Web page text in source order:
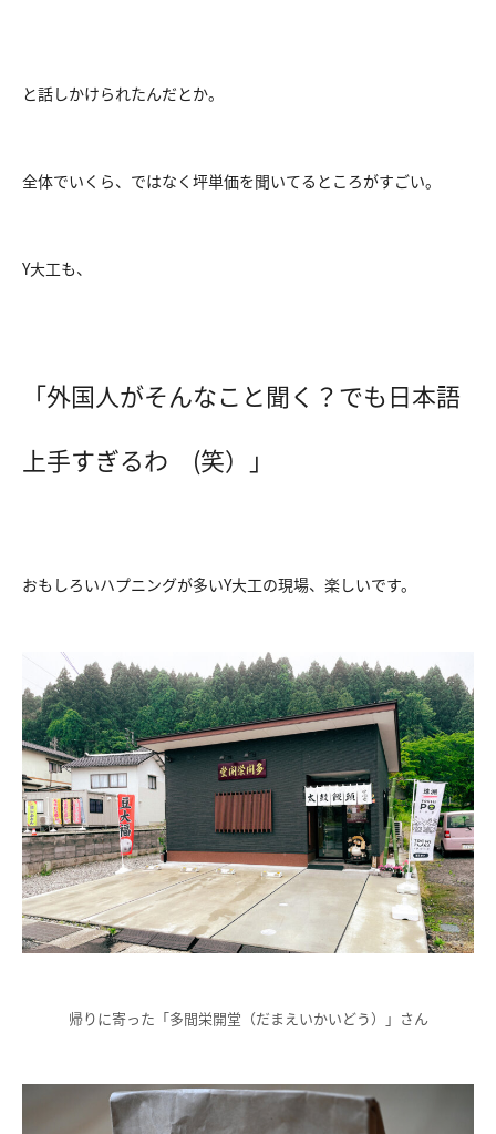
と話しかけられたんだとか。
全体でいくら、ではなく坪単価を聞いてるところがすごい。
Y大工も、
「外国人がそんなこと聞く？でも日本語
上手すぎるわ (笑）」
おもしろいハプニングが多いY大工の現場、楽しいです。
帰りに寄った「多間栄開堂（だまえいかいどう）」さん